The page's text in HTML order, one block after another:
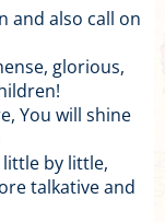
and also call on
glorious,
You will shine
by little,
talkative and